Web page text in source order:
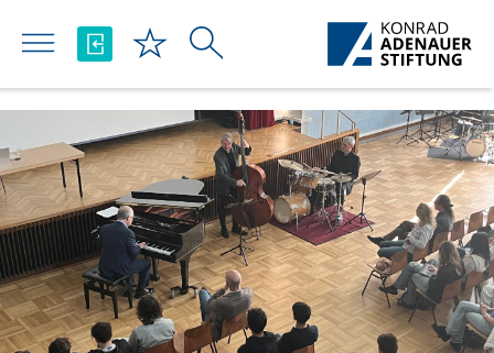
تخطي إلى المحتوى الرئيسي